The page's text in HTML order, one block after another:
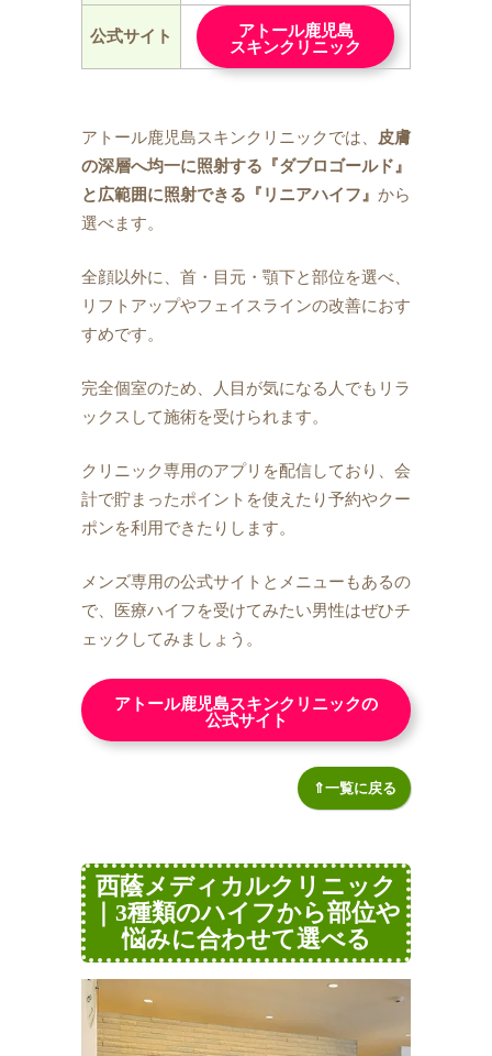
公式サイト
アトール鹿児島
スキンクリニック
アトール鹿児島スキンクリニックでは、
皮膚
の深層へ均一に照射する『ダブロゴールド』
と広範囲に照射できる『リニアハイフ』 から
選べます。
全顔以外に、首・目元・顎下と部位を選べ、
リフトアップやフェイスラインの改善におす
すめです。
完全個室のため、人目が気になる人でもリラ
ックスして施術を受けられます。
クリニック専用のアプリを配信しており、会
計で貯まったポイントを使えたり予約やクー
ポンを利用できたりします。
メンズ専用の公式サイトとメニューもあるの
で、医療ハイフを受けてみたい男性はぜひチ
ェックしてみましょう。
アトール鹿児島スキンクリニックの
公式サイト
⇑一覧に戻る
西蔭メディカルクリニック
｜3種類のハイフから部位や
悩みに合わせて選べる